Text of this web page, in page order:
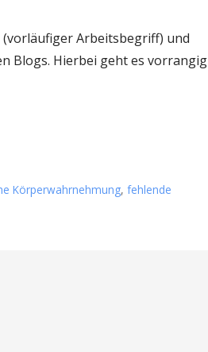
Arbeitsbegriff) und
Blogs. Hierbei geht es vorrangig
Körperwahrnehmung, fehlende